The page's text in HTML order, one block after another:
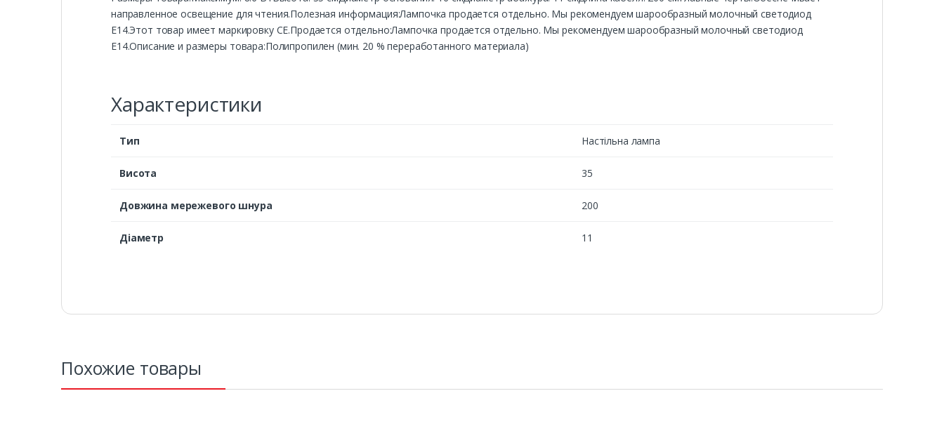
направленное освещение для чтения.Полезная информация:Лампочка продается отдельно. Мы рекомендуем шарообразный молочный светодиод
E14.Этот товар имеет маркировку CE.Продается отдельно:Лампочка продается отдельно. Мы рекомендуем шарообразный молочный светодиод
E14.Описание и размеры товара:Полипропилен (мин. 20 % переработанного материала)
Характеристики
Тип Настільна лампа
Висота 35
Довжина мережевого шнура 200
Діаметр 11
Похожие товары